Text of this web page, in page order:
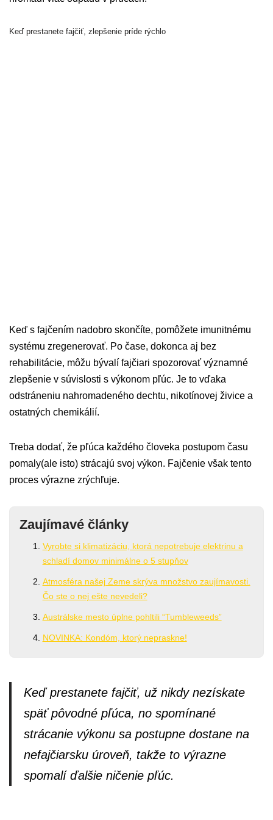
Keď prestanete fajčiť, zlepšenie príde rýchlo
Keď s fajčením nadobro skončíte, pomôžete imunitnému
systému zregenerovať. Po čase, dokonca aj bez
rehabilitácie, môžu bývalí fajčiari spozorovať významné
zlepšenie v súvislosti s výkonom pľúc. Je to vďaka
odstráneniu nahromadeného dechtu, nikotínovej živice a
ostatných chemikálií.
Treba dodať, že pľúca každého človeka postupom času
pomaly(ale isto) strácajú svoj výkon. Fajčenie však tento
proces výrazne zrýchľuje.
Zaujímavé články
Vyrobte si klimatizáciu, ktorá nepotrebuje elektrinu a
schladí domov minimálne o 5 stupňov
Atmosféra našej Zeme skrýva množstvo zaujímavosti.
Čo ste o nej ešte nevedeli?
Austrálske mesto úplne pohltili “Tumbleweeds”
NOVINKA: Kondóm, ktorý nepraskne!
Keď prestanete fajčiť, už nikdy nezískate
späť pôvodné pľúca, no spomínané
strácanie výkonu sa postupne dostane na
nefajčiarsku úroveň, takže to výrazne
spomalí ďalšie ničenie pľúc.